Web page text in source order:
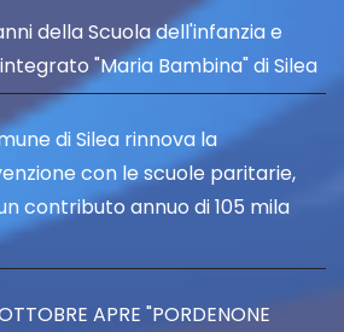
della Scuola dell'infanzia e
"Maria Bambina" di Silea
di Silea rinnova la
con le scuole paritarie,
contributo annuo di 105 mila
APRE "PORDENONE